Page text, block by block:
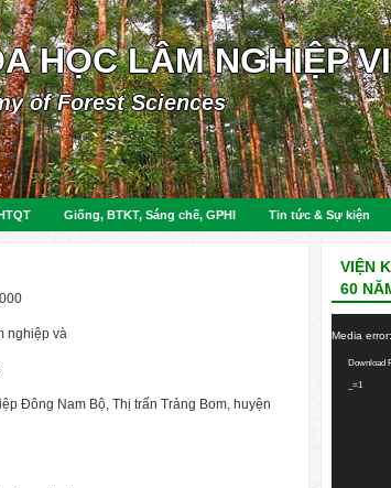
HỌC LÂM NGHIỆP
of Forest Sciences
Giống, BTKT, Sáng chế, GPHI Tin tức & Sự kiện
nghiệp và
Đông Nam Bộ, Thị trấn Trảng Bom, huyện
VIỆN
60
Media
Download
_=1